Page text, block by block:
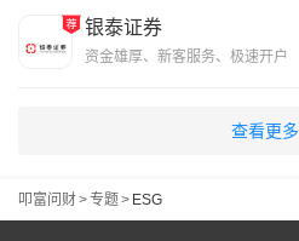
银泰证券
资金雄厚、新客服务、极速开户
查看更多
叩富问财>专题 > ESG